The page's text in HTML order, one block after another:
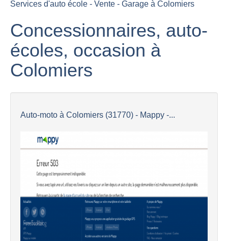
Services d'auto école - Vente - Garage à Colomiers
Concessionnaires, auto-
écoles, occasion à
Colomiers
Auto-moto à Colomiers (31770) - Mappy -...